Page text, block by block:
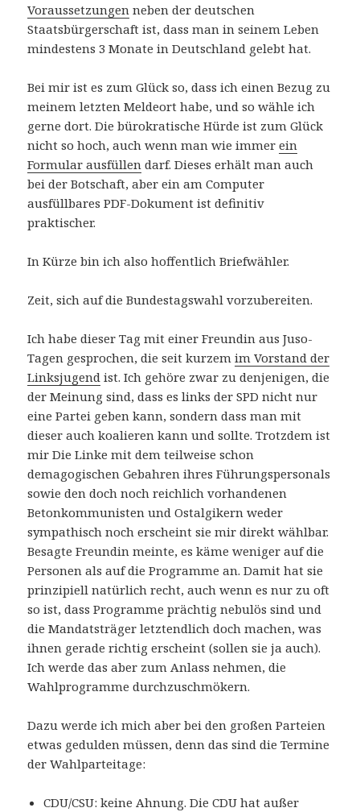
Voraussetzungen neben der deutschen
Staatsbürgerschaft ist, dass man in seinem Leben
mindestens 3 Monate in Deutschland gelebt hat.
Bei mir ist es zum Glück so, dass ich einen Bezug zu
meinem letzten Meldeort habe, und so wähle ich
gerne dort. Die bürokratische Hürde ist zum Glück
nicht so hoch, auch wenn man wie immerein
Formular ausfüllen darf. Dieses erhält man auch
bei der Botschaft, aber ein am Computer
ausfüllbares PDF-Dokument ist definitiv
praktischer.
In Kürze bin ich also hoffentlich Briefwähler.
Zeit, sich auf die Bundestagswahl vorzubereiten.
Ich habe dieser Tag mit einer Freundin aus Juso-
Tagen gesprochen, die seit kurzemim Vorstand der
Linksjugend ist. Ich gehöre zwar zu denjenigen, die
der Meinung sind, dass es links der SPD nicht nur
eine Partei geben kann, sondern dass man mit
dieser auch koalieren kann und sollte. Trotzdem ist
mir Die Linke mit dem teilweise schon
demagogischen Gebahren ihres Führungspersonals
sowie den doch noch reichlich vorhandenen
Betonkommunisten und Ostalgikern weder
sympathisch noch erscheint sie mir direkt wählbar.
Besagte Freundin meinte, es käme weniger auf die
Personen als auf die Programme an. Damit hat sie
prinzipiell natürlich recht, auch wenn es nur zu oft
so ist, dass Programme prächtig nebulös sind und
die Mandatsträger letztendlich doch machen, was
ihnen gerade richtig erscheint (sollen sie ja auch).
Ich werde das aber zum Anlass nehmen, die
Wahlprogramme durchzuschmökern.
Dazu werde ich mich aber bei den großen Parteien
etwas gedulden müssen, denn das sind die Termine
der Wahlparteitage:
CDU/CSU: keine Ahnung. Die CDU hat außer